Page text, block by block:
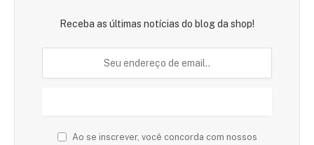
Receba as últimas notícias do blog da shop!
Ao se inscrever, você concorda com nossos